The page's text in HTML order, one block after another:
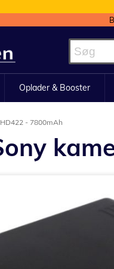
Oplader & Booster
- 7800mAh